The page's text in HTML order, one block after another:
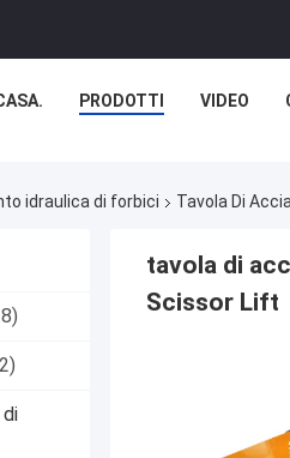
PRODOTTI VIDEO
idraulica di forbici Tavola Di
tavola di
Scissor Lift